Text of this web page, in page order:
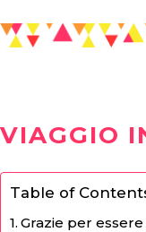
VIAGGIO
Table of
Grazie per